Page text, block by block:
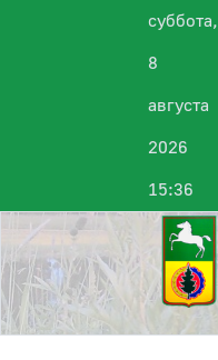
суббота,
8
августа
2026
15:36